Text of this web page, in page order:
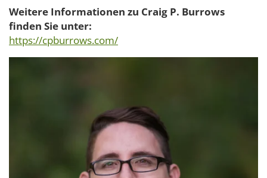
Weitere Informationen zu Craig P. Burrows
finden Sie unter:
https://cpburrows.com/